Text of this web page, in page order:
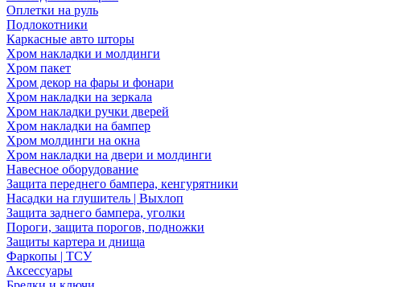
Оплетки на руль
Подлокотники
Каркасные авто шторы
Хром накладки и молдинги
Хром пакет
Хром декор на фары и фонари
Хром накладки на зеркала
Хром накладки ручки дверей
Хром накладки на бампер
Хром молдинги на окна
Хром накладки на двери и молдинги
Навесное оборудование
Защита переднего бампера, кенгурятники
Насадки на глушитель | Выхлоп
Защита заднего бампера, уголки
Пороги, защита порогов, подножки
Защиты картера и днища
Фаркопы | ТСУ
Аксессуары